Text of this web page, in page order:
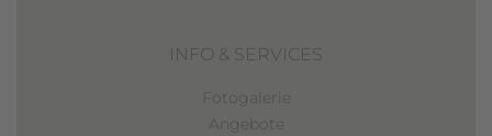
INFO & SERVICES
Fotogalerie
Angebote